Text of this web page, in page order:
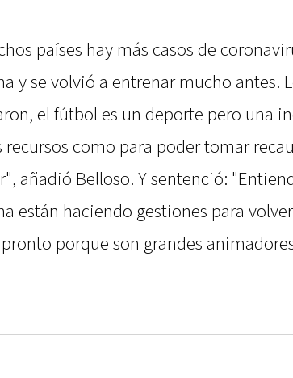
países hay más casos de
y se volvió a entrenar mucho antes.
el fútbol es un deporte pero una
recursos como para poder tomar
añadió Belloso. Y sentenció:
están haciendo gestiones para
porque son grandes